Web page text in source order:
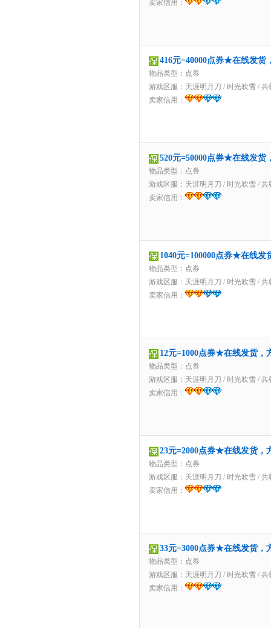
卖家信用：
416元=40000点券★在线发
物品类型：点券
游戏区服： 天涯明月刀 / 时光吹雪 / 共
卖家信用：
520元=50000点券★在线发
物品类型：点券
游戏区服： 天涯明月刀 / 时光吹雪 / 共
卖家信用：
1040元=100000点券★在线
物品类型：点券
游戏区服： 天涯明月刀 / 时光吹雪 / 共
卖家信用：
12元=1000点券★在线发货
物品类型：点券
游戏区服： 天涯明月刀 / 时光吹雪 / 共
卖家信用：
23元=2000点券★在线发货，
物品类型：点券
游戏区服： 天涯明月刀 / 时光吹雪 / 共
卖家信用：
33元=3000点券★在线发货，
物品类型：点券
游戏区服： 天涯明月刀 / 时光吹雪 / 共
卖家信用：